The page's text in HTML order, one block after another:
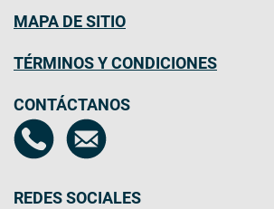
MAPA DE SITIO
TÉRMINOS Y CONDICIONES
CONTÁCTANOS
REDES SOCIALES